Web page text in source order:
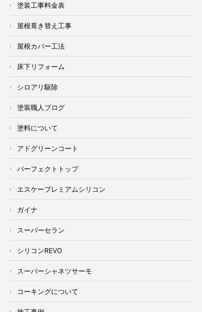
塗装工事料金表
屋根葺き替え工事
屋根カバー工法
床下リフォーム
シロアリ駆除
塗装職人ブログ
塗料について
アドグリーンコート
パーフェクトトップ
エスケープレミアムシリコン
ガイナ
スーパーセラン
シリコンREVO
スーパーシャネツサーモ
コーキングについて